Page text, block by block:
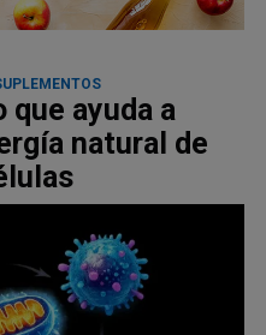
ayuda a
natural de